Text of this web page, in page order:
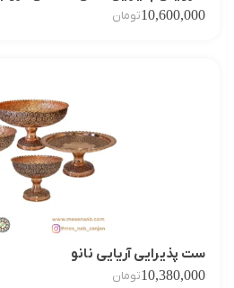
10,600,000تومان
ست پذیرایی آریایی نانو
10,380,000تومان